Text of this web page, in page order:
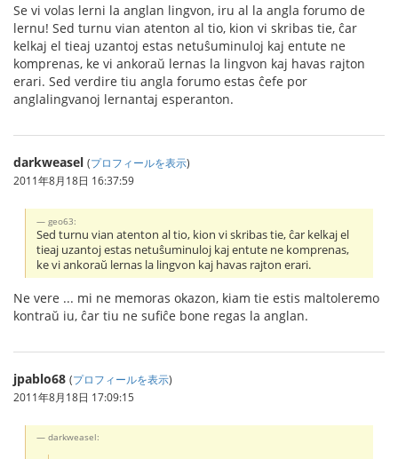
Se vi volas lerni la anglan lingvon, iru al la angla forumo de
lernu! Sed turnu vian atenton al tio, kion vi skribas tie, ĉar
kelkaj el tieaj uzantoj estas netuŝuminuloj kaj entute ne
komprenas, ke vi ankoraŭ lernas la lingvon kaj havas rajton
erari. Sed verdire tiu angla forumo estas ĉefe por
anglalingvanoj lernantaj esperanton.
darkweasel (プロフィールを表示)
2011年8月18日 16:37:59
geo63:
Sed turnu vian atenton al tio, kion vi skribas tie, ĉar kelkaj el
tieaj uzantoj estas netuŝuminuloj kaj entute ne komprenas,
ke vi ankoraŭ lernas la lingvon kaj havas rajton erari.
Ne vere ... mi ne memoras okazon, kiam tie estis maltoleremo
kontraŭ iu, ĉar tiu ne sufiĉe bone regas la anglan.
jpablo68 (プロフィールを表示)
2011年8月18日 17:09:15
darkweasel: